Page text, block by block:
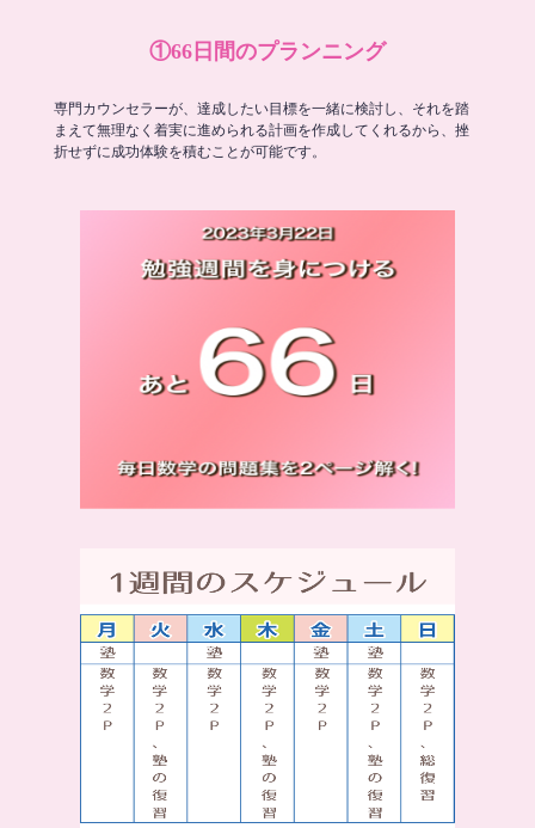
①66日間のプランニング
専門カウンセラーが、達成したい目標を一緒に検討し、それを踏
まえて無理なく着実に進められる計画を作成してくれるから、挫
折せずに成功体験を積むことが可能です。